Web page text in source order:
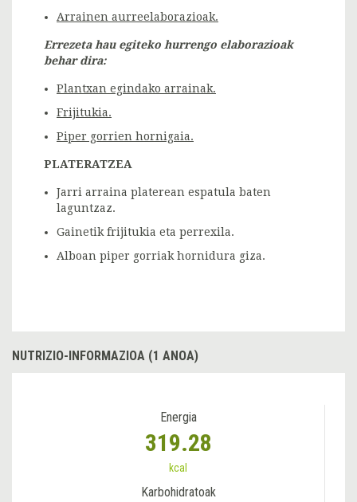
Arrainen aurreelaborazioak.
Errezeta hau egiteko hurrengo elaborazioak
behar dira:
Plantxan egindako arrainak.
Frijitukia.
Piper gorrien hornigaia.
PLATERATZEA
Jarri arraina platerean espatula baten
laguntzaz.
Gainetik frijitukia eta perrexila.
Alboan piper gorriak hornidura giza.
NUTRIZIO-INFORMAZIOA (1 ANOA)
Energia
319.28
kcal
Karbohidratoak